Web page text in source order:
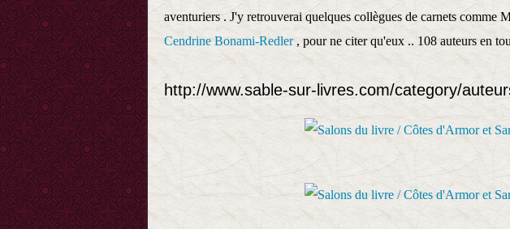
aventuriers . J'y retrouverai quelques collègues de carnets comme
Cendrine Bonami-Redler, pour ne citer qu'eux .. 108 auteurs en
http://www.sable-sur-livres.com/category/